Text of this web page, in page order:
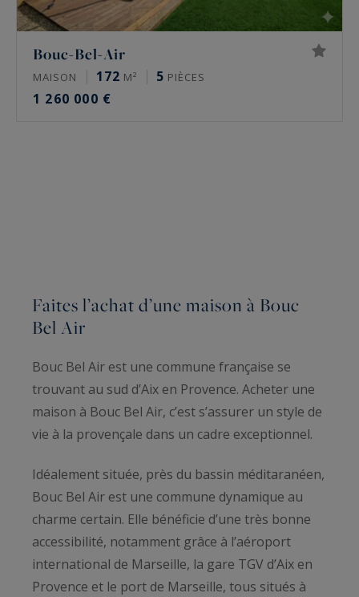
Bouc-Bel-Air
MAISON 172 M² 5 PIÈCES
1 260 000 €
Faites l’achat d’une maison à Bouc
Bel Air
Bouc Bel Air est une commune française se
trouvant au sud d’Aix en Provence. Acheter une
maison à Bouc Bel Air, c’est s’assurer un style de
vie à la provençale dans un cadre exceptionnel.
Idéalement située, près du bassin méditaranéen,
Bouc Bel Air est une commune dynamique au
charme certain. Elle bénéficie d’une très bonne
accessibilité, notamment grâce à l’aéroport
international de Marseille, la gare TGV d’Aix en
Provence et le port de Marseille, tous situés à